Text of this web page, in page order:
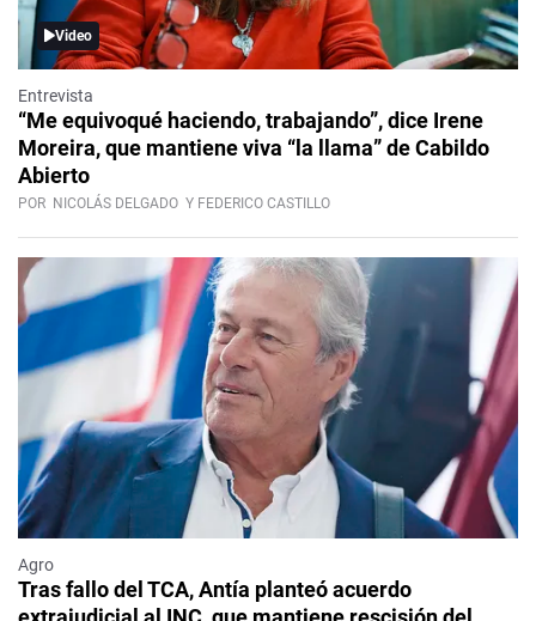
Video
Entrevista
“Me equivoqué haciendo, trabajando”, dice Irene
Moreira, que mantiene viva “la llama” de Cabildo
Abierto
POR NICOLÁS DELGADO Y FEDERICO CASTILLO
Agro
Tras fallo del TCA, Antía planteó acuerdo